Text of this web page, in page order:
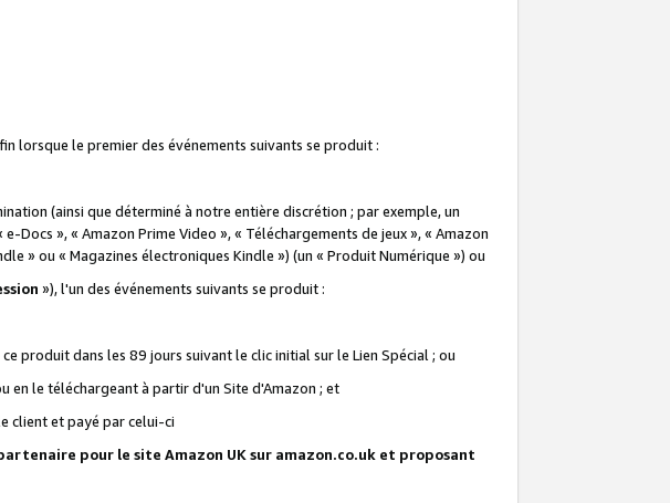
lorsque le premier des événements suivants se produit :
(ainsi que déterminé à notre entière discrétion ; par exemple, un
Docs », « Amazon Prime Video », « Téléchargements de jeux », « Amazon
» ou « Magazines électroniques Kindle ») (un « Produit Numérique ») ou
»), l'un des événements suivants se produit :
produit dans les 89 jours suivant le clic initial sur le Lien Spécial ; ou
le téléchargeant à partir d'un Site d'Amazon ; et
client et payé par celui-ci
pour le site Amazon UK sur amazon.co.uk et proposant